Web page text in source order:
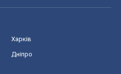
Харків
Дніпро